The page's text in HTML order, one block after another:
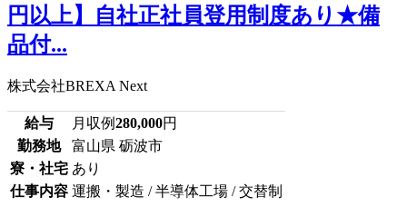
円以上】自社正社員登用制度あり★備
品付...
株式会社BREXA Next
給与 月収例280,000円
勤務地
富山県 砺波市
寮・社宅 あり
仕事内容 運搬・製造 / 半導体工場 / 交替制